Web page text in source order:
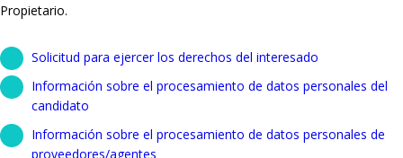
Propietario.
Solicitud para ejercer los derechos del interesado
Información sobre el procesamiento de datos personales del
candidato
Información sobre el procesamiento de datos personales de
proveedores/agentes